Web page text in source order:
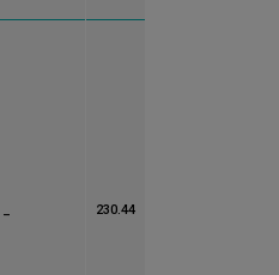
230.44